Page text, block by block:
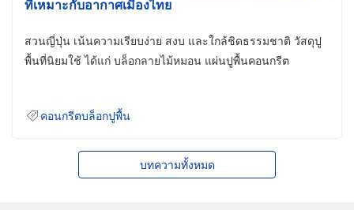
ที่เหมาะกับอากาศเมืองไทย
สวนญี่ปุ่น เน้นความเรียบง่าย สงบ และใกล้ชิดธรรมชาติ วัสดุปู
พื้นที่นิยมใช้ ได้แก่ บล็อกลายไม้หมอน แผ่นปูพื้นคอนกรีต
คอนกรีตบล็อกปูพื้น
บทความทั้งหมด